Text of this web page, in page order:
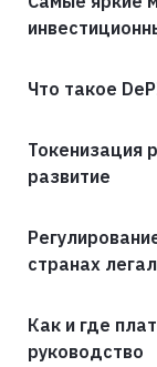
Что такое
Токенизация
развитие
странах
Как и где
руководство